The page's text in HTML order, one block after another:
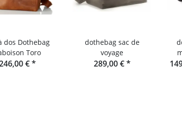
dos Dothebag
Toro
€*
dothebag sac de
voyage
289,00 €*